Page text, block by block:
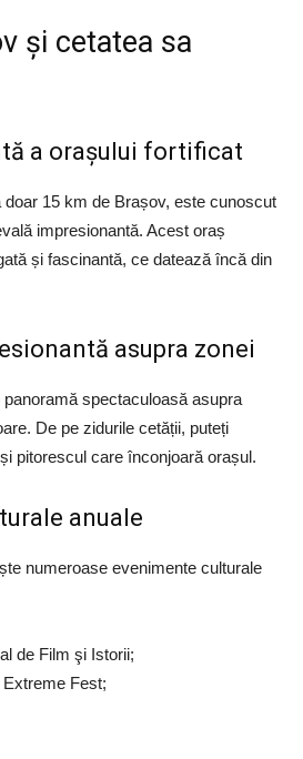
și cetatea sa
a orașului fortificat
15 km de Brașov, este cunoscut
impresionantă. Acest oraș
și fascinantă, ce datează încă din
asupra zonei
spectaculoasă asupra
De pe zidurile cetății, puteți
pitorescul care înconjoară orașul.
anuale
numeroase evenimente culturale
de Film şi Istorii;
Fest;